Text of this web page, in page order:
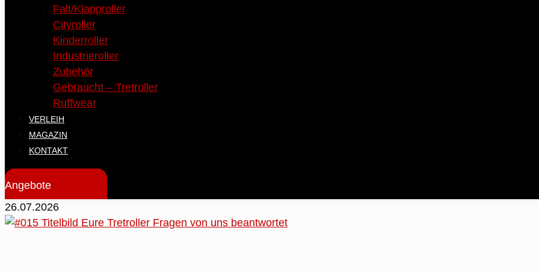
Falt/Klapproller
Cityroller
Kinderroller
Industrieroller
Zubehör
Gebraucht – Tretroller
Ruffwear
VERLEIH
MAGAZIN
KONTAKT
Angebote
26.07.2026